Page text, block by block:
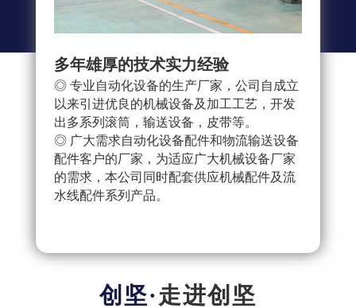
多年雄厚的技术实力经验
◎ 专业自动化设备的生产厂家，公司自成立
以来引进优良的机械设备及加工工艺，开发
出多系列滚筒，输送设备，皮带等。
◎ 广大需求自动化设备配件和物流输送设备
配件客户的厂家，为适应广大机械设备厂家
的需求，本公司同时配套供应机械配件及流
水线配件系列产品。
走进创坚